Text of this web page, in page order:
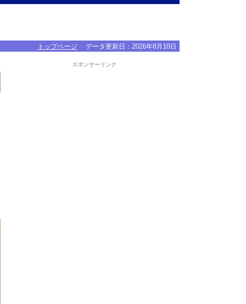
トップページ データ更新日： 2026年8月10日
スポンサーリンク